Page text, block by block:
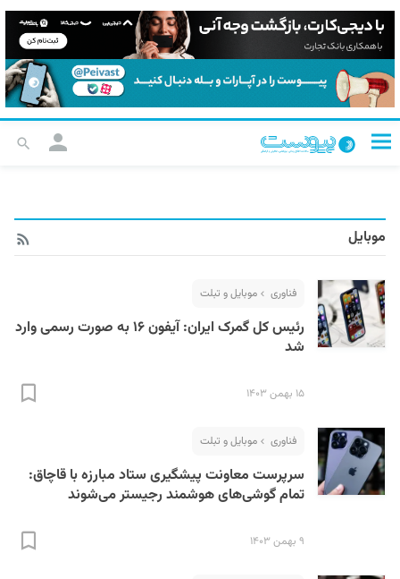
موبایل
فناوری موبایل و تبلت
رئیس کل گمرک ایران: آیفون ۱۶ به صورت رسمی وارد
شد
۱۵ بهمن ۱۴۰۳
فناوری موبایل و تبلت
سرپرست معاونت پیشگیری ستاد مبارزه با قاچاق:
تمام گوشی‌های هوشمند رجیستر می‌شوند
۹ بهمن ۱۴۰۳